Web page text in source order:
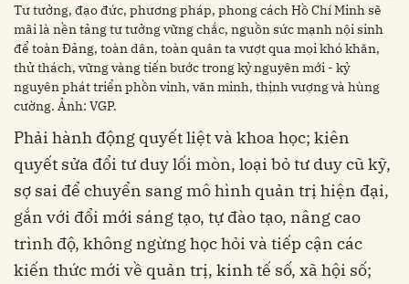
Tư tưởng, đạo đức, phương pháp, phong cách Hồ Chí Minh sẽ
mãi là nền tảng tư tưởng vững chắc, nguồn sức mạnh nội sinh
để toàn Đảng, toàn dân, toàn quân ta vượt qua mọi khó khăn,
thử thách, vững vàng tiến bước trong kỷ nguyên mới - kỷ
nguyên phát triển phồn vinh, văn minh, thịnh vượng và hùng
cường. Ảnh: VGP.
Phải hành động quyết liệt và khoa học; kiên
quyết sửa đổi tư duy lối mòn, loại bỏ tư duy cũ kỹ,
sợ sai để chuyển sang mô hình quản trị hiện đại,
gắn với đổi mới sáng tạo, tự đào tạo, nâng cao
trình độ, không ngừng học hỏi và tiếp cận các
kiến thức mới về quản trị, kinh tế số, xã hội số;